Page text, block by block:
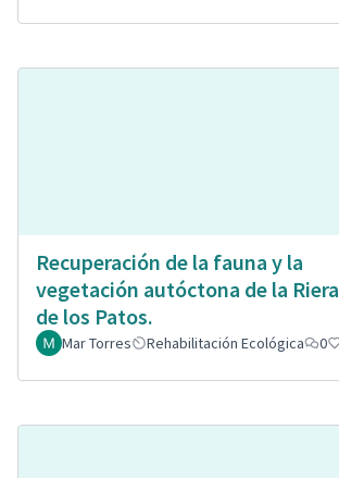
Recuperación de la fauna y la
vegetación autóctona de la Riera
de los Patos.
Mar Torres Rehabilitación Ecológica 0